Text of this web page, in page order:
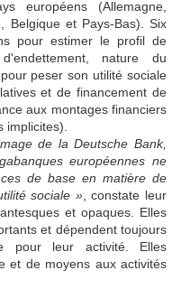
européens (Allemagne,
Belgique et Pays-Bas). Six
pour estimer le profil de
nature du
peser son utilité sociale
et de financement de
aux montages financiers
implicites).
de la Deutsche Bank,
européennes ne
de base en matière de
sociale », constate leur
et opaques. Elles
et dépendent toujours
pour leur activité. Elles
et de moyens aux activités